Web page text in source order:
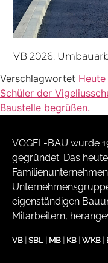
VB 2026:
Verschlagwortet
Schüler der
Baustelle begrüßen.
VOGEL-BAU wurde
gegründet. Das
eigenständigen
Mitarbeitern,
VB | SBL | MB | KB | WKB |